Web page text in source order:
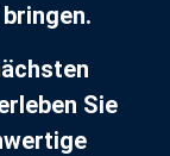
Sie